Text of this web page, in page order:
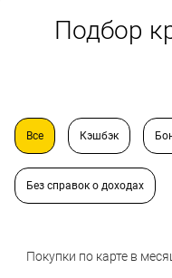
Подбор
Все Кэшбэк
Без справок о доходах
Покупки по карте в